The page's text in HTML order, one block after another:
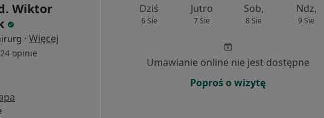
Wiktor
· Więcej
opinie
Dziś
6 Sie
Jutro
7 Sie
Sob,
8 Sie
Ndz,
9 Sie
Umawianie online nie jest dostępne
Poproś o wizytę